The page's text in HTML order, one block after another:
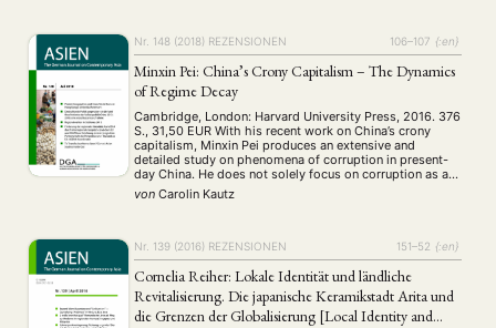
Nr. 148 (2018) REZENSIONEN 106–107 {:en}
Minxin Pei: China’s Crony Capitalism – The Dynamics
of Regime Decay
Cambridge, London: Harvard University Press, 2016. 376
S., 31,50 EUR With his recent work on China’s crony
capitalism, Minxin Pei produces an extensive and
detailed study on phenomena of corruption in present-
day China. He does not solely focus on corruption as a
phenomenon in general, but narrows his analysis on
what he calls crony capitalism. …
von Carolin Kautz
Nr. 139 (2016) REZENSIONEN 151–52 {:en}
Cornelia Reiher: Lokale Identität und ländliche
Revitalisierung. Die japanische Keramikstadt Arita und
die Grenzen der Globalisierung [Local Identity and